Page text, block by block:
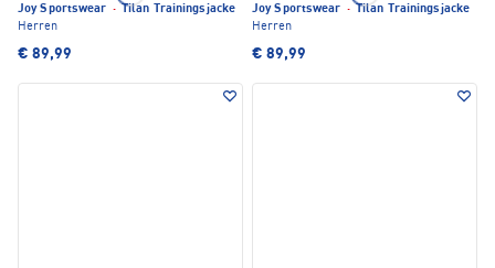
Joy Sportswear · Tilan Trainingsjacke
Herren
€ 89,99
Joy Sportswear · Tilan Trainingsjacke
Herren
€ 89,99